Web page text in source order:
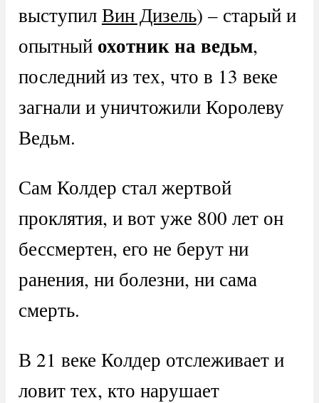
выступилВин Дизель) – старый и
опытный охотник на ведьм,
последний из тех, что в 13 веке
загнали и уничтожили Королеву
Ведьм.
Сам Колдер стал жертвой
проклятия, и вот уже 800 лет он
бессмертен, его не берут ни
ранения, ни болезни, ни сама
смерть.
В 21 веке Колдер отслеживает и
ловит тех, кто нарушает